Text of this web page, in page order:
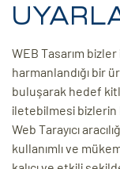
WEB Tasarım
harmanlandığı bir
buluşarak hedef
iletebilmesi
Web Tarayıcı
kullanımlı ve